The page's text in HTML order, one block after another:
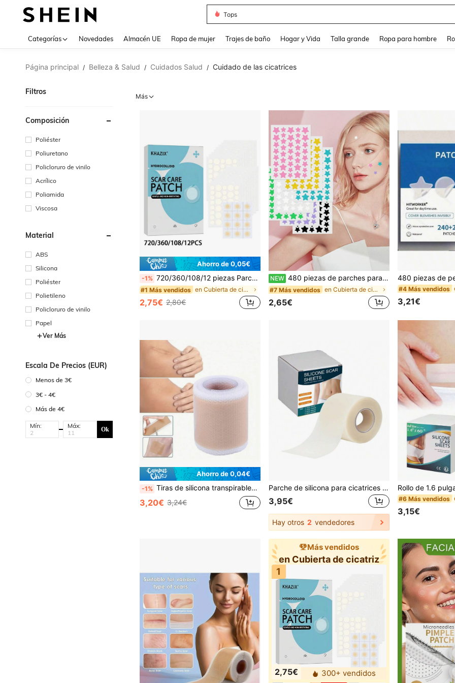
Tops
Categorías Novedades Almacén UE Ropa de mujer Trajes de baño Hogar y Vida Talla grande Ropa para hombre
Página principal / Belleza & Salud / Cuidados Salud / Cuidado de las cicatrices
Filtros
Composición
Poliéster
Poliuretano
Policloruro de vinilo
Acrílico
Poliamida
Viscosa
Material
ABS
Silicona
Poliéster
Polietileno
Policloruro de vinilo
Papel
Ver Más
Escala De Precios (EUR)
Menos de 3€
3€ - 4€
Más de 4€
Mín: Máx: Ok
Más
Ahorro de 0,05€
-1% 720/360/108/12 piezas Parches para ocultar cicatrices, suaves y no irritantes, infundidos con esencia de aceite de árbol de té, material de hidrocoloide
#1 Más vendidos en Cubierta de cicatriz
2,75€ 2,80€
NEW 480 piezas de parches para granos con forma de estrella, absorben espinillas, limpian profundamente las imperfecciones, uso en rostro y Body, sin fragancia, tratamiento diario para manchas, adecuado para todo tipo de piel
#7 Más vendidos en Cubierta de cicatriz
2,65€
#4 Más vendidos
3,21€
Ahorro de 0,04€
-1% Tiras de silicona transpirables para cubrir cicatrices - Invisibles, impermeables e hipoalergénicas para deportes y uso al aire libre - Regalo perfecto para Halloween/Navidad 4*4X60cm
3,20€ 3,24€
Parche de silicona para cicatrices | Hoja de cuidado de cicatrices de silicona | Adecuado para el cuidado de heridas | Parche de ácido hialurónico | Autoadhesivo, suave, reutilizable, impermeable
3,95€
Hay otros 2 vendedores
#6 Más vendidos
3,15€
Más vendidos
en Cubierta de cicatriz
1
2,75€
300+ vendidos